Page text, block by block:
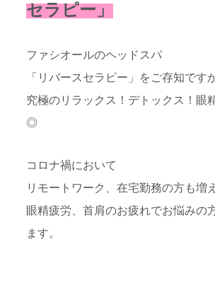
セラピー」
ファシオールのヘッドスパ
「リバースセラピー」をご存知です
究極のリラックス！デトックス！眼
◎
コロナ禍において
リモートワーク、在宅勤務の方も増え
眼精疲労、首肩のお疲れでお悩みの
ます。